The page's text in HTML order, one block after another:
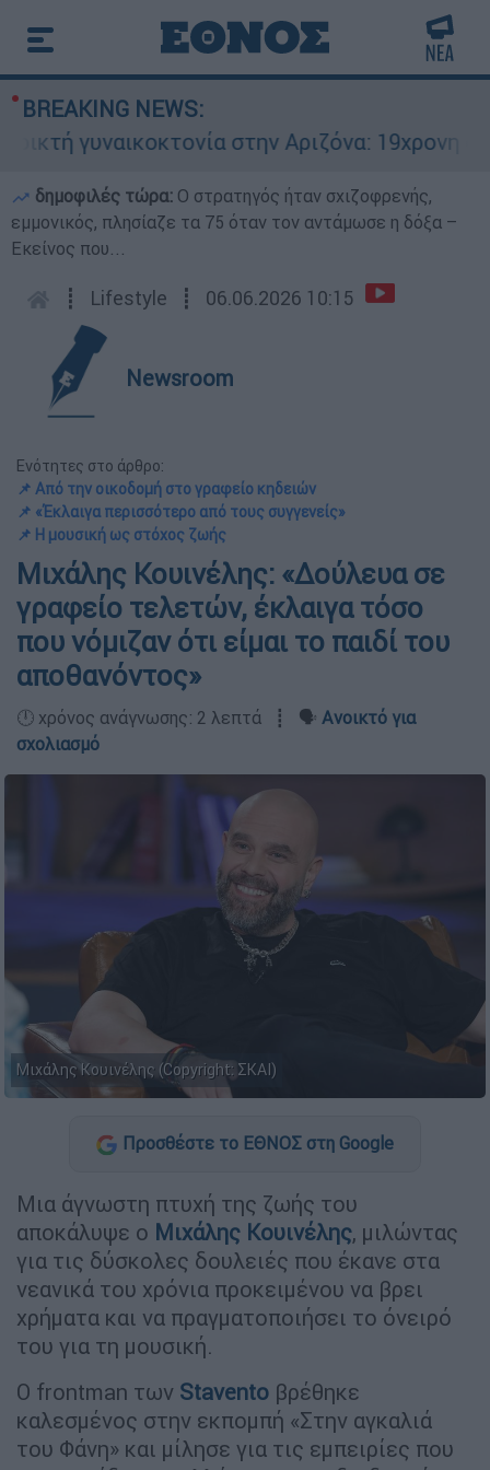
BREAKING NEWS:
γυναικοκτονία στην Αριζόνα: 19χρονη
δημοφιλές τώρα: O στρατηγός ήταν σχιζοφρενής,
εμμονικός, πλησίαζε τα 75 όταν τον αντάμωσε η δόξα –
Εκείνος που...
┋ Lifestyle ┋ 06.06.2026 10:15
Newsroom
Ενότητες στο άρθρο:
📌 Από την οικοδομή στο γραφείο κηδειών
📌 «Έκλαιγα περισσότερο από τους συγγενείς»
📌 Η μουσική ως στόχος ζωής
Μιχάλης Κουινέλης: «Δούλευα σε
γραφείο τελετών, έκλαιγα τόσο
που νόμιζαν ότι είμαι το παιδί του
αποθανόντος»
🕛 χρόνος ανάγνωσης: 2 λεπτά ┋ 🗣️ Ανοικτό για
σχολιασμό
Μιχάλης Κουινέλης (Copyright: ΣΚΑΙ)
Προσθέστε το ΕΘΝΟΣ στη Google
Μια άγνωστη πτυχή της ζωής του
αποκάλυψε ο Μιχάλης Κουινέλης, μιλώντας
για τις δύσκολες δουλειές που έκανε στα
νεανικά του χρόνια προκειμένου να βρει
χρήματα και να πραγματοποιήσει το όνειρό
του για τη μουσική.
Ο frontman των Stavento βρέθηκε
καλεσμένος στην εκπομπή «Στην αγκαλιά
του Φάνη» και μίλησε για τις εμπειρίες που